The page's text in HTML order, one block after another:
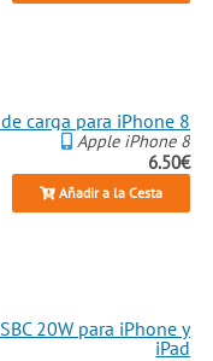
carga para iPhone 8
Apple iPhone 8
6.50€
Añadir a la Cesta
20W para iPhone y
iPad